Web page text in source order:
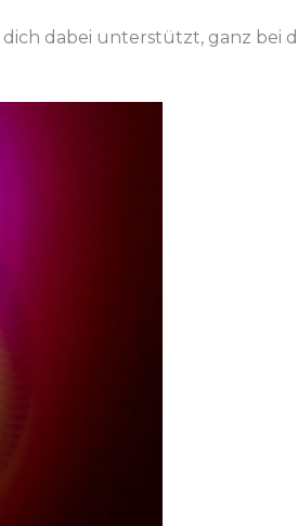
dabei unterstützt, ganz bei